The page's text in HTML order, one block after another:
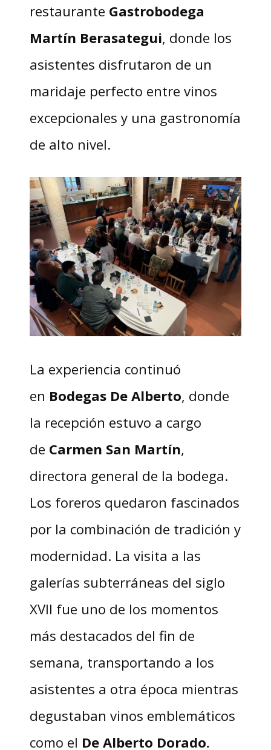
restaurante Gastrobodega
Martín Berasategui, donde los
asistentes disfrutaron de un
maridaje perfecto entre vinos
excepcionales y una gastronomía
de alto nivel.
La experiencia continuó
en Bodegas De Alberto, donde
la recepción estuvo a cargo
de Carmen San Martín,
directora general de la bodega.
Los foreros quedaron fascinados
por la combinación de tradición y
modernidad. La visita a las
galerías subterráneas del siglo
XVII fue uno de los momentos
más destacados del fin de
semana, transportando a los
asistentes a otra época mientras
degustaban vinos emblemáticos
como el De Alberto Dorado.